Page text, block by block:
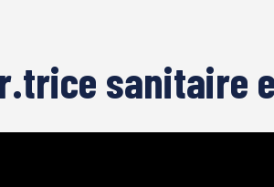
sanitaire